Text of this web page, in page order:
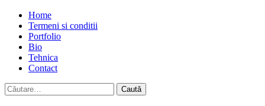
Home
Termeni si conditii
Portfolio
Bio
Tehnica
Contact
Caută
după: